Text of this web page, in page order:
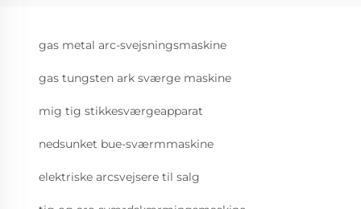
gas metal arc-svejsningsmaskine
gas tungsten ark sværge maskine
mig tig stikkesværgeapparat
nedsunket bue-sværmmaskine
elektriske arcsvejsere til salg